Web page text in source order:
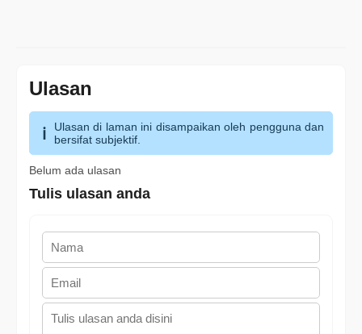
Ulasan
Ulasan di laman ini disampaikan oleh pengguna dan
bersifat subjektif.
Belum ada ulasan
Tulis ulasan anda